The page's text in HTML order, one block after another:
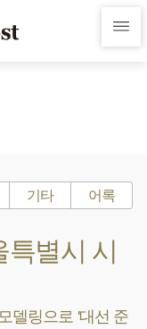
기타 어록
특별시 시
델링으로 '대선 준